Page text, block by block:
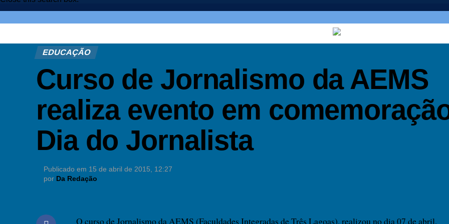
EDUCAÇÃO
Curso de Jornalismo da AEMS
realiza evento em
Dia do Jornalista
Publicado em 15 de abril de 2015, 12:27
por Da Redação
O curso de Jornalismo da AEMS (Faculdades Integradas de Três Lagoas), realizou no dia 07 de abril,